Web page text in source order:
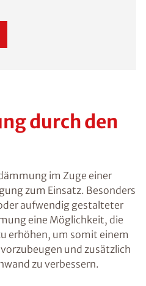
durch den
im Zuge einer
zum Einsatz. Besonders
aufwendig gestalteter
eine Möglichkeit, die
erhöhen, um somit einem
und zusätzlich
zu verbessern.